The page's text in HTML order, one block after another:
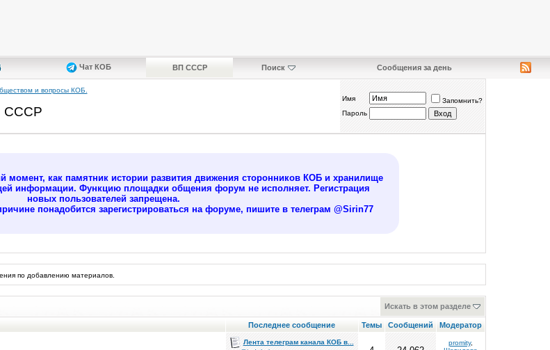
Чат КОБ ВП СССР Поиск Сообщения за день
и вопросы КОБ.
СССР
Имя
Запомнить?
Пароль
момент, как памятник истории развития движения сторонников КОБ и хранилище
информации. Функцию площадки общения форум не исполняет. Регистрация
новых пользователей запрещена.
понадобится зарегистрироваться на форуме, пишите в телеграм @Sirin77
по добавлению материалов.
Искать в этом разделе
Последнее сообщение Темы Сообщений Модератор
Лента телеграм канала КОБ в...
promity,